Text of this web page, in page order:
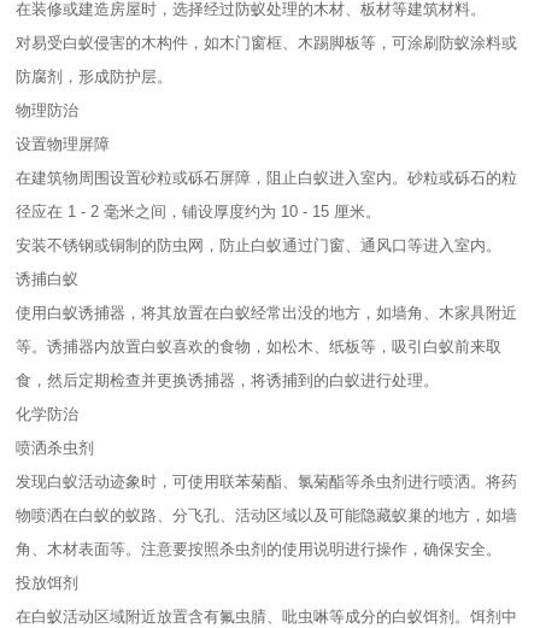
在装修或建造房屋时，选择经过防蚁处理的木材、板材等建筑材料。
对易受白蚁侵害的木构件，如木门窗框、木踢脚板等，可涂刷防蚁涂料或
防腐剂，形成防护层。
物理防治
设置物理屏障
在建筑物周围设置砂粒或砾石屏障，阻止白蚁进入室内。砂粒或砾石的粒
径应在 1 - 2 毫米之间，铺设厚度约为 10 - 15 厘米。
安装不锈钢或铜制的防虫网，防止白蚁通过门窗、通风口等进入室内。
诱捕白蚁
使用白蚁诱捕器，将其放置在白蚁经常出没的地方，如墙角、木家具附近
等。诱捕器内放置白蚁喜欢的食物，如松木、纸板等，吸引白蚁前来取
食，然后定期检查并更换诱捕器，将诱捕到的白蚁进行处理。
化学防治
喷洒杀虫剂
发现白蚁活动迹象时，可使用联苯菊酯、氯菊酯等杀虫剂进行喷洒。将药
物喷洒在白蚁的蚁路、分飞孔、活动区域以及可能隐藏蚁巢的地方，如墙
角、木材表面等。注意要按照杀虫剂的使用说明进行操作，确保安全。
投放饵剂
在白蚁活动区域附近放置含有氟虫腈、吡虫啉等成分的白蚁饵剂。饵剂中